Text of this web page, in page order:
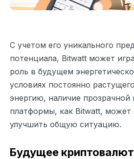
С учетом его уникального
потенциала, Bitwatt может
роль в будущем
условиях постоянно
энергию, наличие прозрачной
платформы, как Bitwatt, может
улучшить общую ситуацию.
Будущее криптовалют